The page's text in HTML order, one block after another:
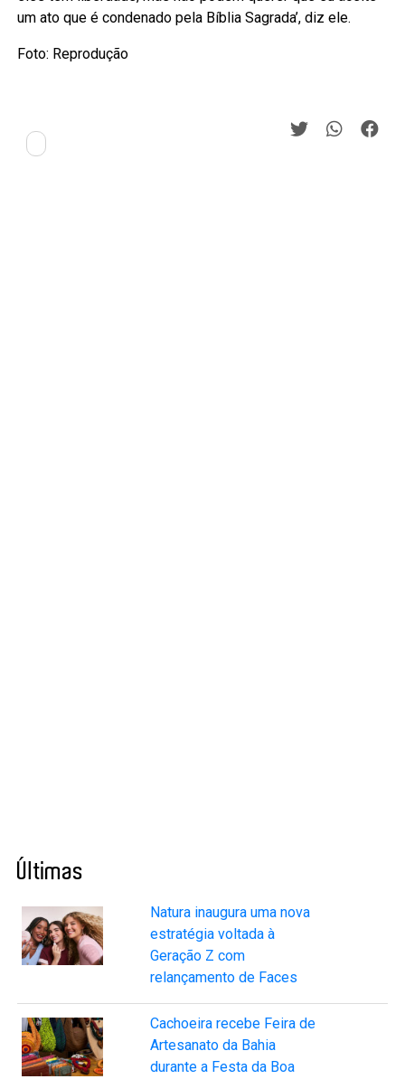
um ato que é condenado pela Bíblia Sagrada’, diz ele.
Foto: Reprodução
Últimas
Natura inaugura uma nova
estratégia voltada à
Geração Z com
relançamento de Faces
Cachoeira recebe Feira de
Artesanato da Bahia
durante a Festa da Boa